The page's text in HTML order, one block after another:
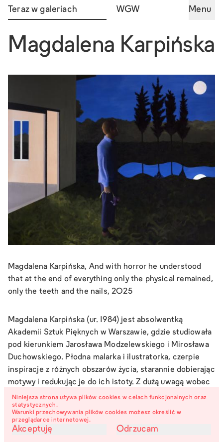
Teraz w galeriach WGW Menu
Magdalena Karpińska
Magdalena Karpińska, And with horror he understood
that at the end of everything only the physical remained,
only the teeth and the nails, 2025
Magdalena Karpińska (ur. 1984) jest absolwentką
Akademii Sztuk Pięknych w Warszawie, gdzie studiowała
pod kierunkiem Jarosława Modzelewskiego i Mirosława
Duchowskiego. Płodna malarka i ilustratorka, czerpie
inspiracje z różnych obszarów życia, starannie dobierając
motywy i redukując je do ich istoty. Z dużą uwagą wobec
detalu podchodzi do swoich prac zarówno jak do
kompozycji, jak i wizualnej zagadki. Mieszka i pracuje w
Warszawie.
Niniejsza strona używa plików cookies w celach funkcjonalnych oraz
statystycznych.
Warunki przechowywania plików cookies możesz określić w
przeglądarce internetowej.
Akceptuję Odrzucam